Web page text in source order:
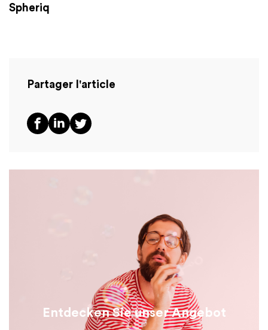
Spheriq
Partager l'article
Entdecken Sie unser Angebot